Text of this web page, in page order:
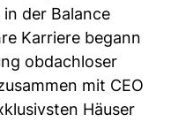
der Balance
Karriere begann
obdachloser
mit CEO
Häuser